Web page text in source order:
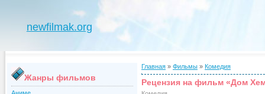
newfilmak.org
Жанры фильмов
Главная » Фильмы » Комедия
Рецензия на фильм «Дом